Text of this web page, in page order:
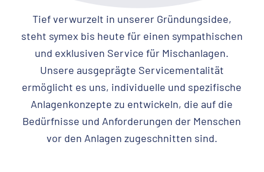
Tief verwurzelt in unserer Gründungsidee,
steht symex bis heute für einen sympathischen
und exklusiven Service für Mischanlagen.
Unsere ausgeprägte Servicementalität
ermöglicht es uns, individuelle und spezifische
Anlagenkonzepte zu entwickeln, die auf die
Bedürfnisse und Anforderungen der Menschen
vor den Anlagen zugeschnitten sind.